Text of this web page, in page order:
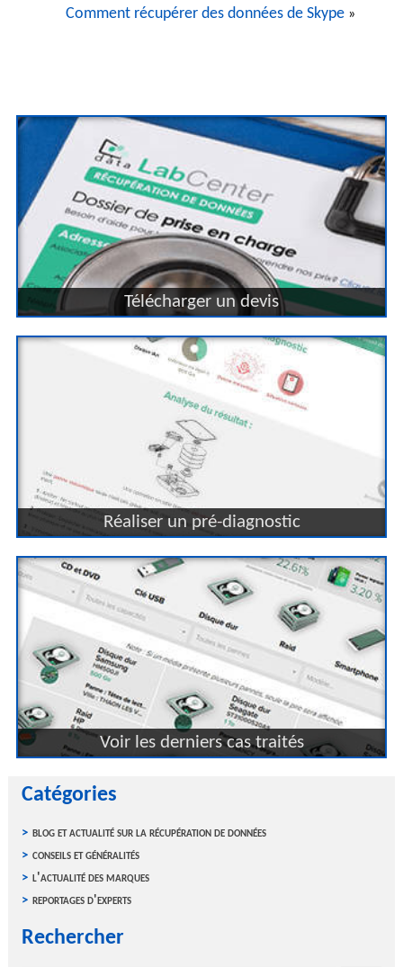
Comment récupérer des données de Skype »
Télécharger un devis
Réaliser un pré-diagnostic
Voir les derniers cas traités
Catégories
blog et actualité sur la récupération de données
conseils et généralités
l'actualité des marques
reportages d'experts
Rechercher